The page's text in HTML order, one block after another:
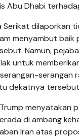
Abu Dhabi
Serikat dilaporkan
menyambut baik
Namun,
untuk
serangan
dekatnya
menyatakan
di ambang
Iran atas